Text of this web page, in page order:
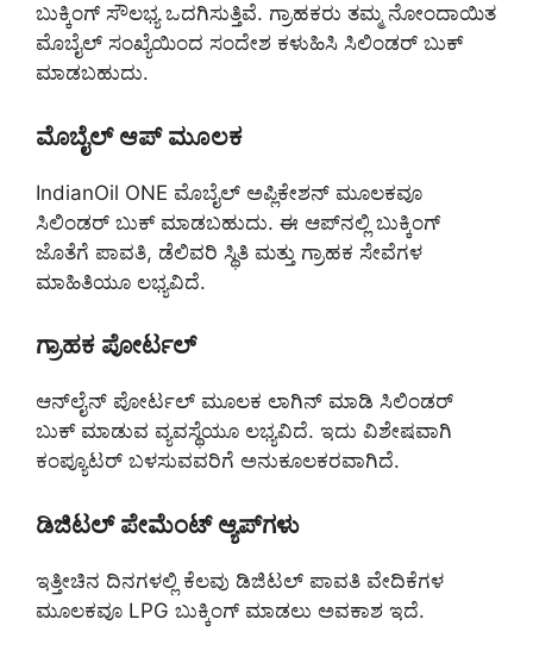
ಬುಕ್ಕಿಂಗ್ ಸೌಲಭ್ಯ ಒದಗಿಸುತ್ತಿವೆ. ಗ್ರಾಹಕರು ತಮ್ಮ ನೋಂದಾಯಿತ
ಮೊಬೈಲ್ ಸಂಖ್ಯೆಯಿಂದ ಸಂದೇಶ ಕಳುಹಿಸಿ ಸಿಲಿಂಡರ್ ಬುಕ್
ಮಾಡಬಹುದು.
ಮೊಬೈಲ್ ಆಪ್ ಮೂಲಕ
IndianOil ONE ಮೊಬೈಲ್ ಅಪ್ಲಿಕೇಶನ್ ಮೂಲಕವೂ
ಸಿಲಿಂಡರ್ ಬುಕ್ ಮಾಡಬಹುದು. ಈ ಆಪ್‌ನಲ್ಲಿ ಬುಕ್ಕಿಂಗ್
ಜೊತೆಗೆ ಪಾವತಿ, ಡೆಲಿವರಿ ಸ್ಥಿತಿ ಮತ್ತು ಗ್ರಾಹಕ ಸೇವೆಗಳ
ಮಾಹಿತಿಯೂ ಲಭ್ಯವಿದೆ.
ಗ್ರಾಹಕ ಪೋರ್ಟಲ್
ಆನ್‌ಲೈನ್ ಪೋರ್ಟಲ್ ಮೂಲಕ ಲಾಗಿನ್ ಮಾಡಿ ಸಿಲಿಂಡರ್
ಬುಕ್ ಮಾಡುವ ವ್ಯವಸ್ಥೆಯೂ ಲಭ್ಯವಿದೆ. ಇದು ವಿಶೇಷವಾಗಿ
ಕಂಪ್ಯೂಟರ್ ಬಳಸುವವರಿಗೆ ಅನುಕೂಲಕರವಾಗಿದೆ.
ಡಿಜಿಟಲ್ ಪೇಮೆಂಟ್ ಆ್ಯಪ್‌ಗಳು
ಇತ್ತೀಚಿನ ದಿನಗಳಲ್ಲಿ ಕೆಲವು ಡಿಜಿಟಲ್ ಪಾವತಿ ವೇದಿಕೆಗಳ
ಮೂಲಕವೂ LPG ಬುಕ್ಕಿಂಗ್ ಮಾಡಲು ಅವಕಾಶ ಇದೆ.